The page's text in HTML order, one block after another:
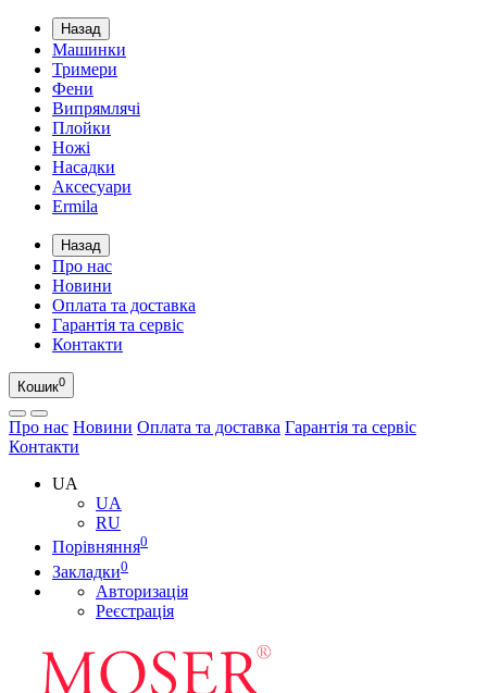
Назад
Машинки
Тримери
Фени
Випрямлячі
Плойки
Ножі
Насадки
Аксесуари
Ermila
Назад
Про нас
Новини
Оплата та доставка
Гарантія та сервіс
Контакти
Кошик0
Про нас Новини Оплата та доставка Гарантія та сервіс
Контакти
UA
UA
RU
Порівняння0
Закладки0
Авторизація
Реєстрація